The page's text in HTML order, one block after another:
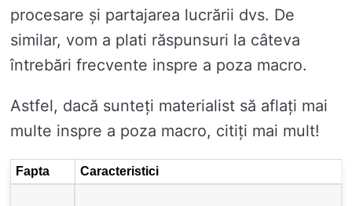
procesare și partajarea lucrării dvs. De
similar, vom a plati răspunsuri la câteva
întrebări frecvente inspre a poza macro.
Astfel, dacă sunteți materialist să aflați mai
multe inspre a poza macro, citiți mai mult!
Fapta Caracteristici